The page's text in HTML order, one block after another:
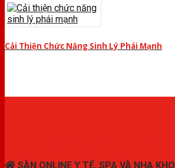
Cải Thiện Chức Năng Sinh Lý Phái Mạnh
SÀN ONLINE Y TẾ, SPA VÀ NHA